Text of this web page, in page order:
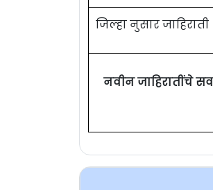
जिल्हा नुसार जाहिराती
नवीन जाहिरातींचे